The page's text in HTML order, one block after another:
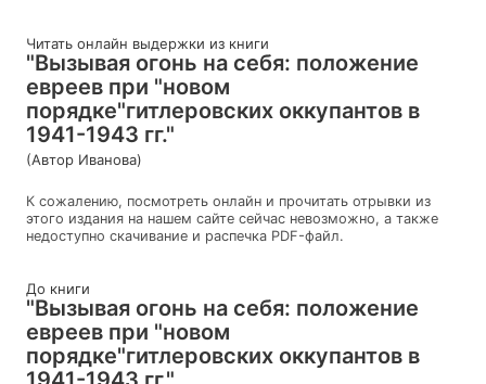
Читать онлайн выдержки из книги
"Вызывая огонь на себя: положение
евреев при "новом
порядке"гитлеровских оккупантов в
1941-1943 гг."
(Автор Иванова)
К сожалению, посмотреть онлайн и прочитать отрывки из
этого издания на нашем сайте сейчас невозможно, а также
недоступно скачивание и распечка PDF-файл.
До книги
"Вызывая огонь на себя: положение
евреев при "новом
порядке"гитлеровских оккупантов в